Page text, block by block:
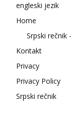
engleski jezik
Home
Srpski rečnik
Kontakt
Privacy
Privacy Policy
Srpski rečnik